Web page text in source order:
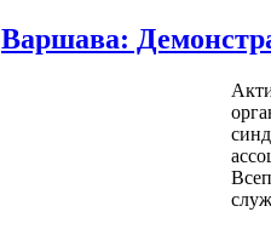
Варшава: